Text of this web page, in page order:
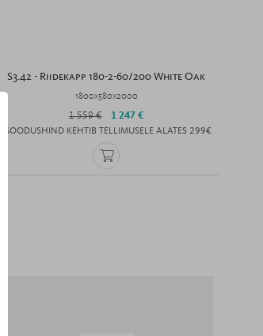
S3.42 - Riidekapp 180-2-60/200 White Oak
1800x580x2000
1 559 € 1 247 €
*SOODUSHIND KEHTIB TELLIMUSELE ALATES 299€